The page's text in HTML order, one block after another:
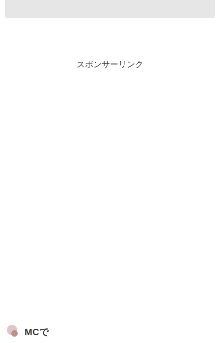
スポンサーリンク
MCで